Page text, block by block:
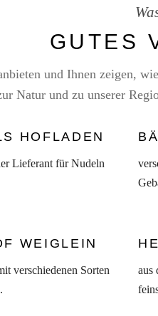
GUTES
und Ihnen zeigen,
Natur und zu unserer
HOFLADEN
Lieferant für Nudeln
WEIGLEIN
verschiedenen Sorten
aus